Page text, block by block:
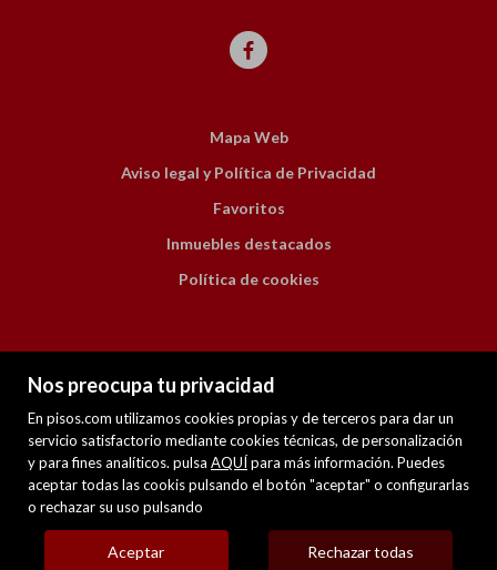
Nos preocupa tu privacidad
En pisos.com utilizamos cookies propias y de terceros para dar un
servicio satisfactorio mediante cookies técnicas, de personalización
y para fines analíticos. pulsa AQUÍ para más información. Puedes
aceptar todas las cookis pulsando el botón "aceptar" o configurarlas
o rechazar su uso pulsando
Aceptar Rechazar todas
Mapa Web
Aviso legal y Política de Privacidad
Favoritos
Inmuebles destacados
Política de cookies
PREMIUM
VENTA ALQUILER